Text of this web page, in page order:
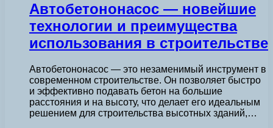
Автобетононасос — новейшие
технологии и преимущества
использования в строительстве
Автобетононасос — это незаменимый инструмент в
современном строительстве. Он позволяет быстро
и эффективно подавать бетон на большие
расстояния и на высоту, что делает его идеальным
решением для строительства высотных зданий,…